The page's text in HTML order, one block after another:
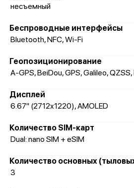
несъемный
Беспроводные интерфейсы
Bluetooth, NFC, Wi-Fi
Геопозиционирование
A-GPS, BeiDou, GPS, Galileo,
Дисплей
6.67" (2712x1220), AMOLED
Количество SIM-карт
Dual: nano SIM + eSIM
Количество основных
3